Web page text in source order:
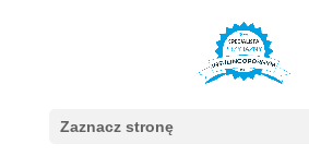
Zaznacz stronę